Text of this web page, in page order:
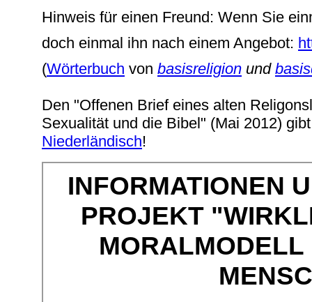
Hinweis für einen Freund: Wenn Sie
doch einmal ihn nach einem Angebot:
(Wörterbuch von basisreligion und
Den "Offenen Brief eines alten
Sexualität und die Bibel" (Mai 2012)
Niederländisch!